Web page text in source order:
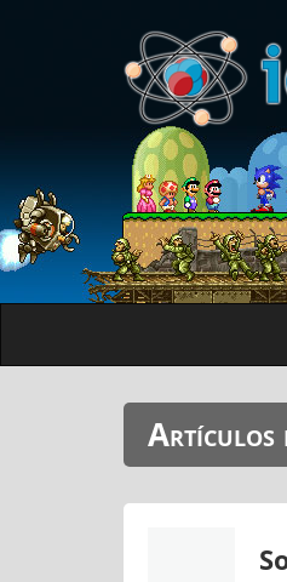
Artículos